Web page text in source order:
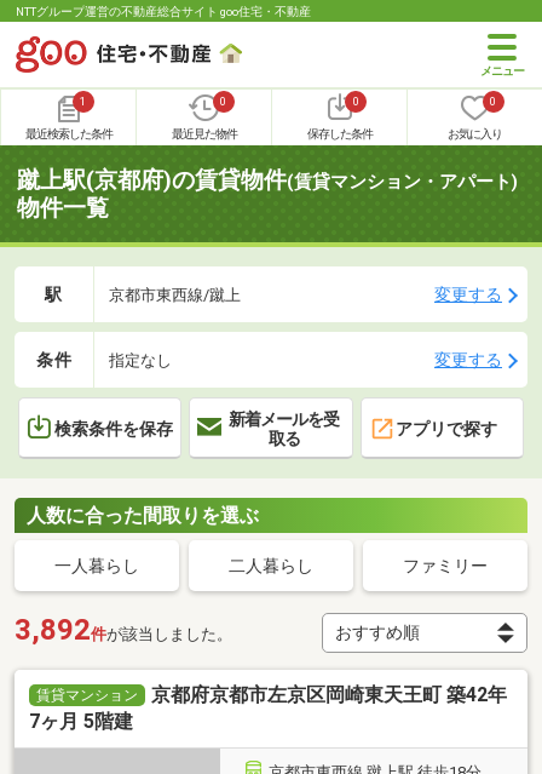
NTTグループ運営の不動産総合サイト goo住宅・不動産
1
最近検索した条件
0
最近見た物件
0
保存した条件
0
お気に入り
蹴上駅(京都府)の賃貸物件(賃貸マンション・アパート)
物件一覧
駅 京都市東西線/蹴上 変更する
条件 指定なし 変更する
検索条件を保存
新着メールを受
取る
アプリで探す
人数に合った間取りを選ぶ
一人暮らし 二人暮らし ファミリー
3,892件が該当しました。
賃貸マンション
京都府京都市左京区岡崎東天王町 築42年
7ヶ月 5階建